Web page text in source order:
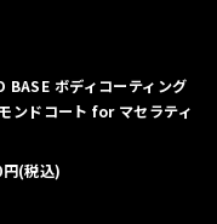
BASE ボディコーティング
ンドコート for マセラティ
円(税込)